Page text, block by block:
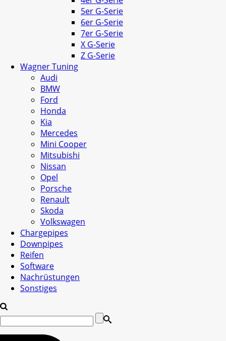
5er G-Serie
6er G-Serie
7er G-Serie
X G-Serie
Z G-Serie
Wagner Tuning
Audi
BMW
Ford
Honda
Kia
Mercedes
Mini Cooper
Mitsubishi
Nissan
Opel
Porsche
Renault
Skoda
Volkswagen
Chargepipes
Downpipes
Reifen
Software
Nachrüstungen
Sonstiges